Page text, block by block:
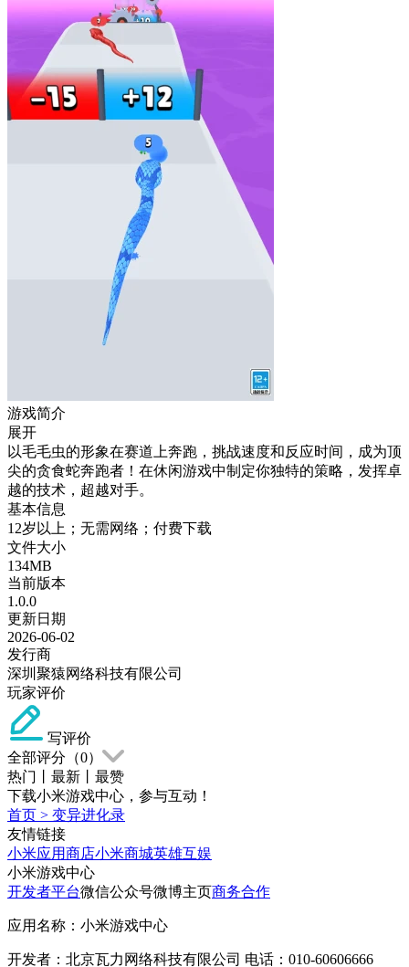
游戏简介
展开
以毛毛虫的形象在赛道上奔跑，挑战速度和反应时间，成为顶
尖的贪食蛇奔跑者！在休闲游戏中制定你独特的策略，发挥卓
越的技术，超越对手。
基本信息
12岁以上；无需网络；付费下载
文件大小
134MB
当前版本
1.0.0
更新日期
2026-06-02
发行商
深圳聚猿网络科技有限公司
玩家评价
写评价
全部评分（0）
热门
最新
最赞
下载小米游戏中心，参与互动！
首页 > 变异进化录
友情链接
小米应用商店小米商城英雄互娱
小米游戏中心
开发者平台微信公众号微博主页商务合作
应用名称：小米游戏中心
开发者：北京瓦力网络科技有限公司 电话：010-60606666